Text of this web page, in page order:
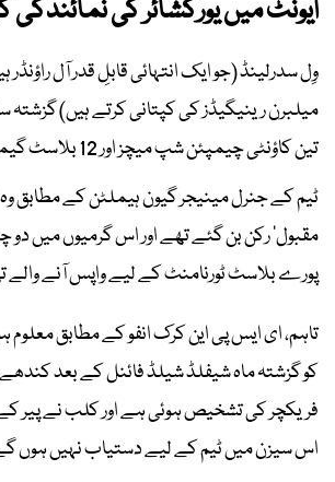
ایونٹ میں یورکشائر کی نمائندگی
وِل سدرلینڈ (جو ایک انتہائی قابلِ قدر آل راؤنڈر
میلبرن رینیگیڈز کی کپتانی کرتے ہیں) گزشتہ
تین کاؤنٹی چیمپئن شپ میچز اور 12 بلاسٹ گیمز کھیل چکے ہیں۔
ٹیم کے جنرل مینیجر گیون ہیملٹن کے مطابق
مقبول‘ رکن بن گئے تھے اور اس گرمیوں میں
پورے بلاسٹ ٹورنامنٹ کے لیے واپس آنے والے
تاہم، ای ایس پی این کرک انفو کے مطابق معلوم
کو گزشتہ ماہ شیفلڈ شیلڈ فائنل کے بعد
فریکچر کی تشخیص ہوئی ہے اور کلب نے پیر
اس سیزن میں ٹیم کے لیے دستیاب نہیں ہوں